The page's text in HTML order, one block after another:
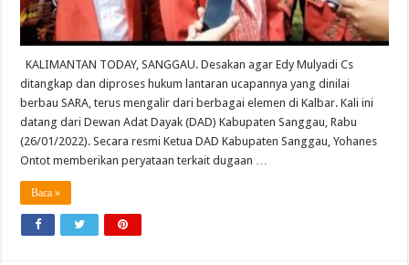
KALIMANTAN TODAY, SANGGAU. Desakan agar Edy Mulyadi Cs
ditangkap dan diproses hukum lantaran ucapannya yang dinilai
berbau SARA, terus mengalir dari berbagai elemen di Kalbar. Kali ini
datang dari Dewan Adat Dayak (DAD) Kabupaten Sanggau, Rabu
(26/01/2022). Secara resmi Ketua DAD Kabupaten Sanggau, Yohanes
Ontot memberikan peryataan terkait dugaan …
Baca »